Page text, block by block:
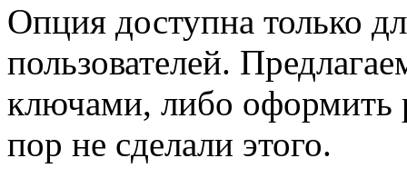
Опция доступна только
пользователей.
ключами, либо оформить
пор не сделали этого.